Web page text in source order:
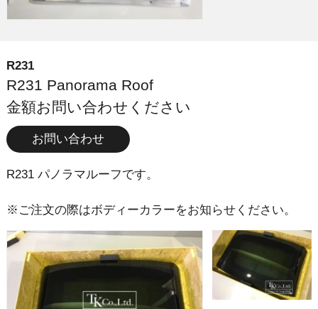
R231
R231 Panorama Roof
金額お問い合わせください
お問い合わせ
R231 パノラマルーフです。
※ご注文の際はボディーカラーをお知らせください。